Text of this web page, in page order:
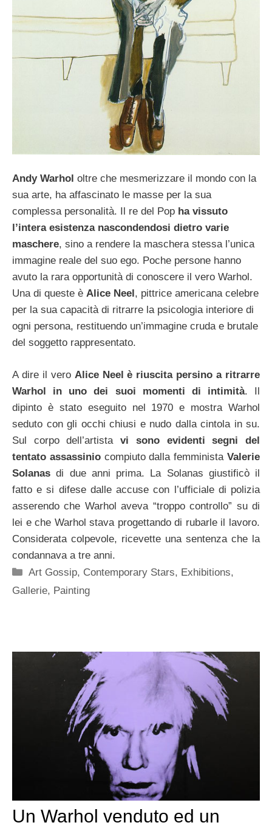
Andy Warhol oltre che mesmerizzare il mondo con la
sua arte, ha affascinato le masse per la sua
complessa personalità. Il re del Pop ha vissuto
l’intera esistenza nascondendosi dietro varie
maschere, sino a rendere la maschera stessa l’unica
immagine reale del suo ego. Poche persone hanno
avuto la rara opportunità di conoscere il vero Warhol.
Una di queste è Alice Neel , pittrice americana celebre
per la sua capacità di ritrarre la psicologia interiore di
ogni persona, restituendo un’immagine cruda e brutale
del soggetto rappresentato.
A dire il vero Alice Neel è riuscita persino a ritrarre
Warhol in uno dei suoi momenti di intimità. Il
dipinto è stato eseguito nel 1970 e mostra Warhol
seduto con gli occhi chiusi e nudo dalla cintola in su.
Sul corpo dell’artistavi sono evidenti segni del
tentato assassinio compiuto dalla femministaValerie
Solanas di due anni prima. La Solanas giustificò il
fatto e si difese dalle accuse con l’ufficiale di polizia
asserendo che Warhol aveva “troppo controllo” su di
lei e che Warhol stava progettando di rubarle il lavoro.
Considerata colpevole, ricevette una sentenza che la
condannava a tre anni.
Categorie
Art Gossip, Contemporary Stars, Exhibitions,
Gallerie, Painting
Un Warhol venduto ed un